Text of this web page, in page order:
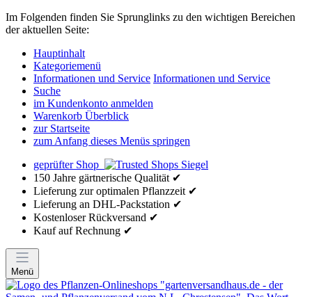
Im Folgenden finden Sie Sprunglinks zu den wichtigen Bereichen
der aktuellen Seite:
Hauptinhalt
Kategoriemenü
Informationen und Service Informationen und Service
Suche
im Kundenkonto anmelden
Warenkorb Überblick
zur Startseite
zum Anfang dieses Menüs springen
geprüfter Shop
150 Jahre gärtnerische Qualität ✔
Lieferung zur optimalen Pflanzzeit ✔
Lieferung an DHL-Packstation ✔
Kostenloser Rückversand ✔
Kauf auf Rechnung ✔
Menü